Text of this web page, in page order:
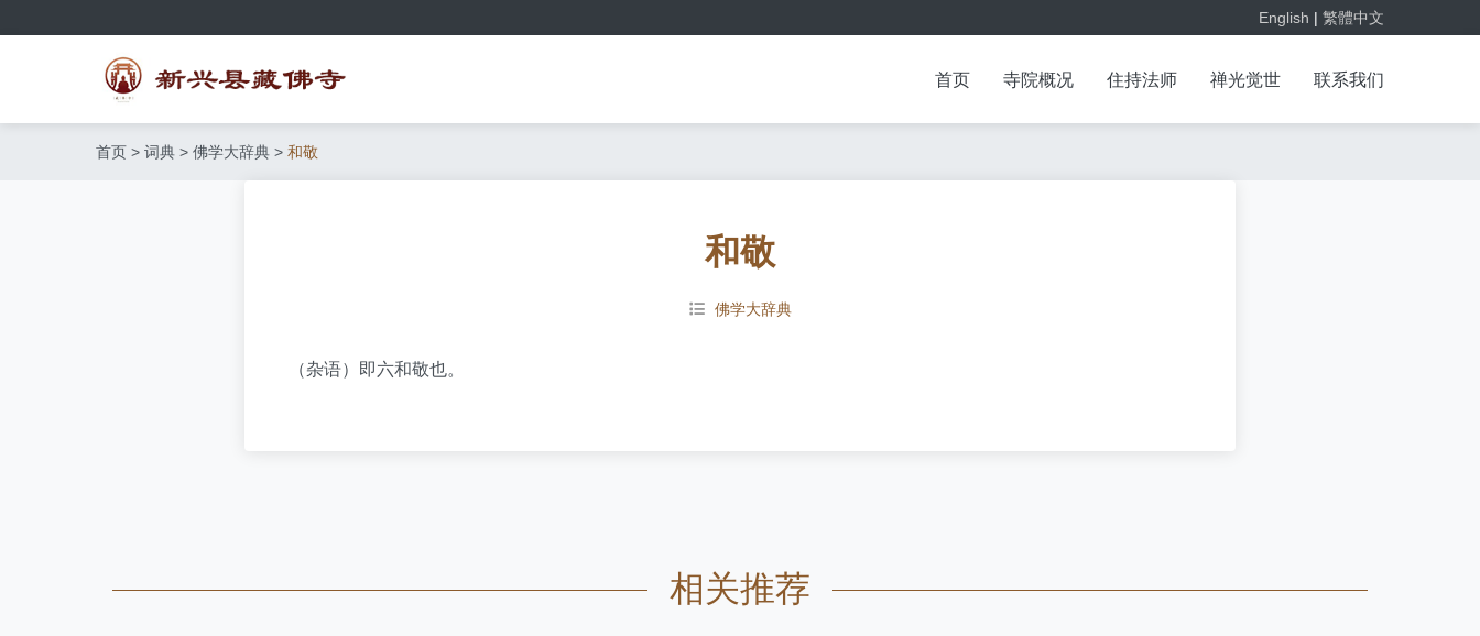
English | 繁體中文
首页 寺院概况 住持法师 禅光觉世 联系我们
首页 > 词典 > 佛学大辞典 > 和敬
和敬
佛学大辞典
（杂语）即六和敬也。
相关推荐